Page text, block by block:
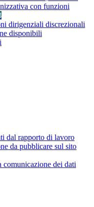
con funzioni
dirigenziali discrezionali
disponibili
dal rapporto di lavoro
da pubblicare sul sito
comunicazione dei dati